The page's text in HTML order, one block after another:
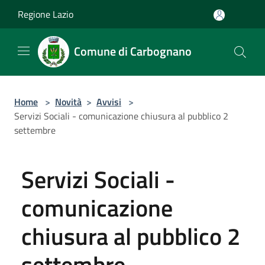
Regione Lazio
Comune di Carbognano
Home > Novità > Avvisi >
Servizi Sociali - comunicazione chiusura al pubblico 2
settembre
Servizi Sociali -
comunicazione
chiusura al pubblico 2